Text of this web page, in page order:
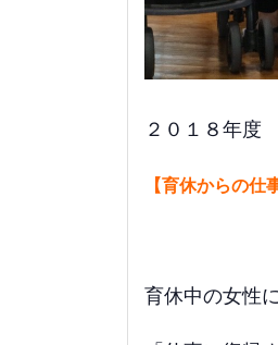
２０１８年度
【育休からの仕
育休中の女性